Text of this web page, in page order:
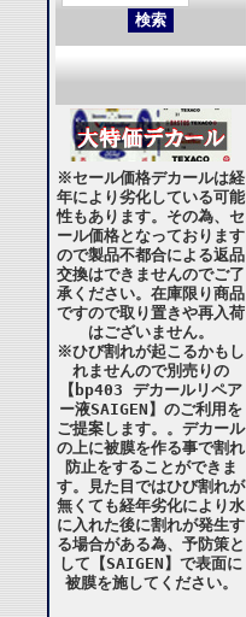
※セール価格デカールは経
年により劣化している可能
性もあります。その為、セ
ール価格となっております
ので製品不都合による返品
交換はできませんのでご了
承ください。在庫限り商品
ですので取り置きや再入荷
はございません。
※ひび割れが起こるかもし
れませんので別売りの
【bp403 デカールリペア
ー液SAIGEN】のご利用を
ご提案します。。デカール
の上に被膜を作る事で割れ
防止をすることができま
す。見た目ではひび割れが
無くても経年劣化により水
に入れた後に割れが発生す
る場合がある為、予防策と
して【SAIGEN】で表面に
被膜を施してください。